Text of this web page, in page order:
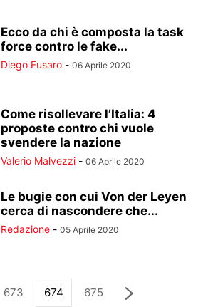
Ecco da chi è composta la task
force contro le fake...
Diego Fusaro - 06 Aprile 2020
Come risollevare l’Italia: 4
proposte contro chi vuole
svendere la nazione
Valerio Malvezzi - 06 Aprile 2020
Le bugie con cui Von der Leyen
cerca di nascondere che...
Redazione - 05 Aprile 2020
673 674 675